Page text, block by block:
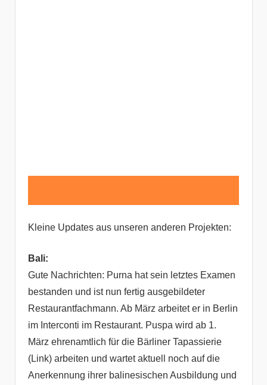
Kleine Updates aus unseren anderen Projekten:
Bali:
Gute Nachrichten: Purna hat sein letztes Examen
bestanden und ist nun fertig ausgebildeter
Restaurantfachmann. Ab März arbeitet er in Berlin
im Interconti im Restaurant. Puspa wird ab 1.
März ehrenamtlich für die Bärliner Tapassierie
(Link) arbeiten und wartet aktuell noch auf die
Anerkennung ihrer balinesischen Ausbildung und